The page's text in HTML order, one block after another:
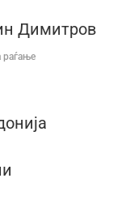
Димитров
раѓање